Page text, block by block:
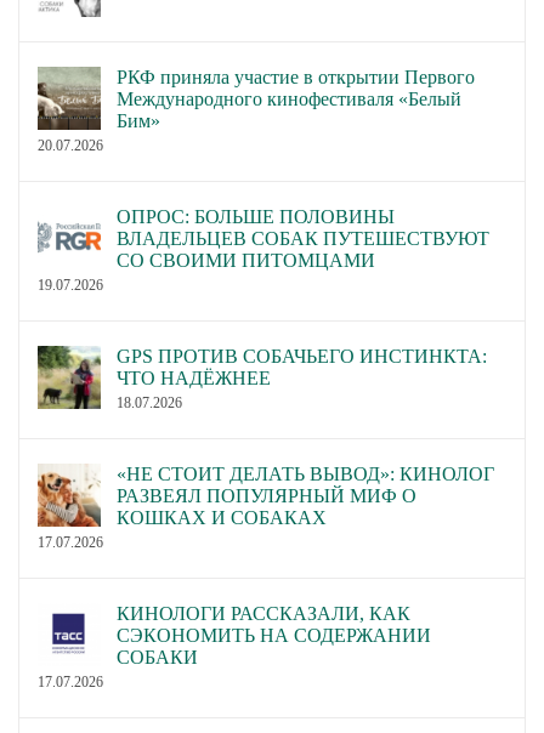
РКФ приняла участие в открытии Первого
Международного кинофестиваля «Белый
Бим»
20.07.2026
ОПРОС: БОЛЬШЕ ПОЛОВИНЫ
ВЛАДЕЛЬЦЕВ СОБАК ПУТЕШЕСТВУЮТ
СО СВОИМИ ПИТОМЦАМИ
19.07.2026
GPS ПРОТИВ СОБАЧЬЕГО ИНСТИНКТА:
ЧТО НАДЁЖНЕЕ
18.07.2026
«НЕ СТОИТ ДЕЛАТЬ ВЫВОД»: КИНОЛОГ
РАЗВЕЯЛ ПОПУЛЯРНЫЙ МИФ О
КОШКАХ И СОБАКАХ
17.07.2026
КИНОЛОГИ РАССКАЗАЛИ, КАК
СЭКОНОМИТЬ НА СОДЕРЖАНИИ
СОБАКИ
17.07.2026